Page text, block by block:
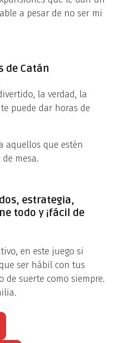
a pesar de no ser mi
de Catán
la verdad, la
puede dar horas de
aquellos que estén
mesa.
estrategia,
todo y ¡fácil de
en este juego si
ser hábil con tus
de suerte como siempre.